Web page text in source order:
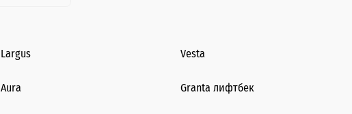
Largus Vesta
Aura Granta лифтбек